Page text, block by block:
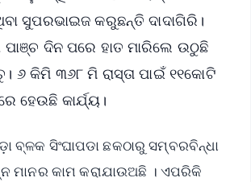
ସୁପରଭାଇଜ କରୁଛନ୍ତି ଦାଦାଗିରି।
ପାଞ୍ଚ ଦିନ ପରେ ହାତ ମାରିଲେ ଉଠୁଛି
୬ କିମି ୩୬୮ ମି ରାସ୍ତା ପାଇଁ ୧୧କୋଟି
ହେଉଛି କାର୍ଯ୍ୟ।
ବ୍ଳକ ସିଂଘାପଡା ଛକଠାରୁ ସମ୍ବରବିନ୍ଧା
ମାନର କାମ କରାଯାଉଅଛି । ଏପରିକି